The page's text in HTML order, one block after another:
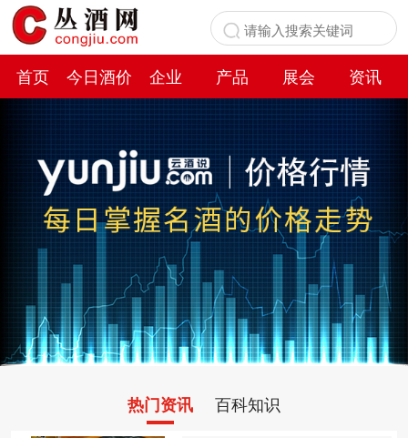
首页 今日酒价 企业 产品 展会
资讯
百科
热门资讯 百科知识